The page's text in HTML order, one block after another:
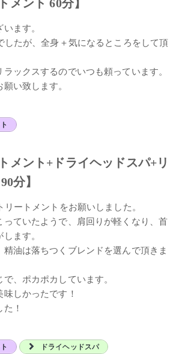
メント 60分】
ます。
したが、全身＋気になるところをして頂
ックスするのでいつも頼っています。
い致します。
メント+ドライヘッドスパ+リ
分】
ートメントをお願いしました。
っていたようで、肩回りが軽くなり、首
ます。
油は落ちつくブレンドを選んで頂きま
、ポカポカしています。
しかったです！
！
ドライヘッドスパ